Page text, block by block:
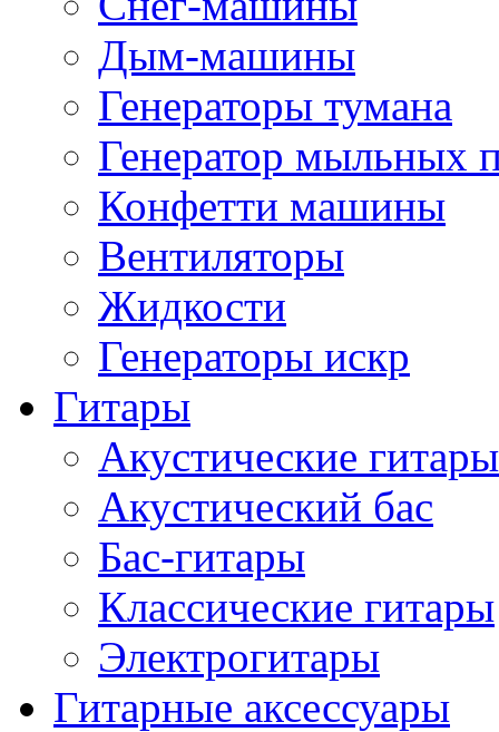
Дым-машины
Генераторы тумана
Генератор мыльных
Конфетти машины
Вентиляторы
Жидкости
Генераторы искр
Гитары
Акустические гитары
Акустический бас
Бас-гитары
Классические гитары
Электрогитары
Гитарные аксессуары